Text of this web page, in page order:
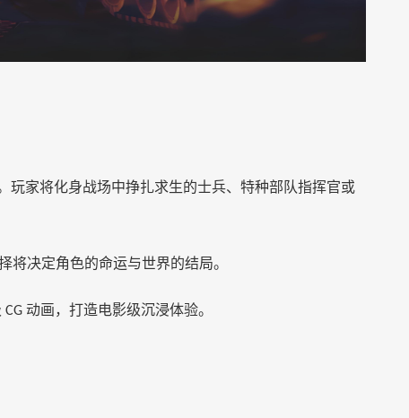
玩家将化身战场中挣扎求生的士兵、特种部队指挥官或
决定角色的命运与世界的结局。
CG 动画，打造电影级沉浸体验。